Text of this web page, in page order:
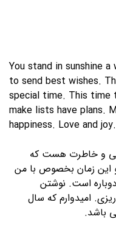
You stand in sunshine
to send best wishes.
special time. This time
make lists have plans.
happiness. Love and joy.
و خاطرت هست که
تو این زمان بخصوص با من
است. نوشتن
امیدوارم که سال
باشد.